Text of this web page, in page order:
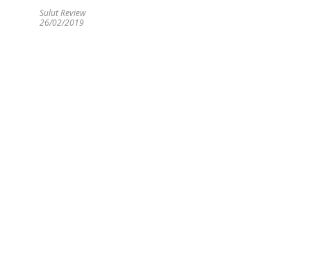
Sulut Review
26/02/2019